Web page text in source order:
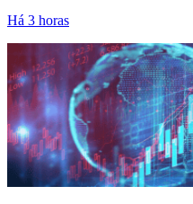
Há 3 horas